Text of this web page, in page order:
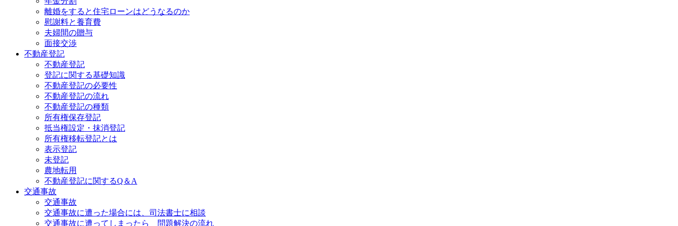
離婚をすると住宅ローンはどうなるのか
慰謝料と養育費
夫婦間の贈与
面接交渉
不動産登記
不動産登記
登記に関する基礎知識
不動産登記の必要性
不動産登記の流れ
不動産登記の種類
所有権保存登記
抵当権設定・抹消登記
所有権移転登記とは
表示登記
未登記
農地転用
不動産登記に関するQ＆A
交通事故
交通事故
交通事故に遭った場合には、司法書士に相談
交通事故に遭ってしまったら 問題解決の流れ